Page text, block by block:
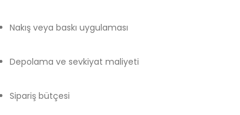
Nakış veya baskı uygulaması
Depolama ve sevkiyat maliyeti
Sipariş bütçesi